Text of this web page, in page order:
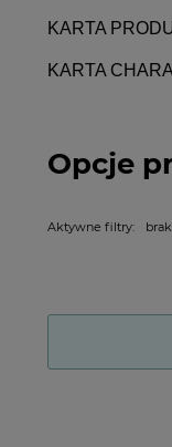
Opcje
Aktywne filtry: brak
KARTA
KARTA